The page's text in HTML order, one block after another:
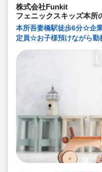
★ICT技術を導入
者の方とのやり
★子どもたち一人
す
株式会社Funkit
フェニックスキッズ本所
本所吾妻橋駅徒歩6分☆企
定員☆お子様預けながら勤